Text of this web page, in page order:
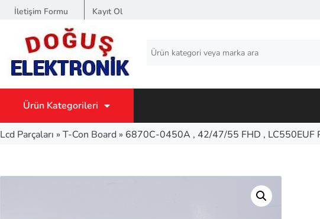
İletişim Formu Kayıt Ol
Ürün Kategorileri
Lcd Parçaları » T-Con Board » 6870C-0450A , 42/47/55 FHD , LC550EUF